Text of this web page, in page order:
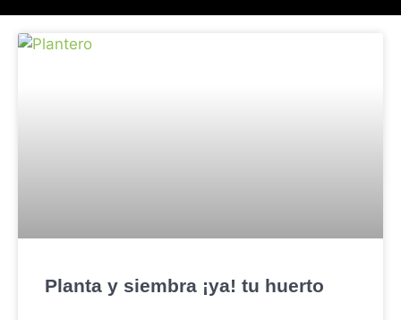
Planta y siembra ¡ya! tu huerto